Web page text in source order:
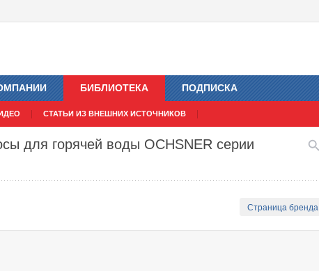
БИБЛИОТЕКА
СТАТЬИ ИЗ ВНЕШНИХ ИСТОЧНИКОВ
ПОДПИСКА
для горячей воды OCHSNER серии
Страница бренда